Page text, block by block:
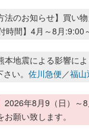
法のお知らせ】買い
時間】4月～8月:9:00
本地震による影響に
い。 佐川急便／福山
2026年8月9（日）～
願い致します。